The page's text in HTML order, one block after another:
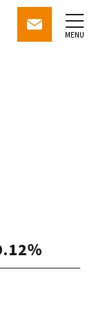
contactMENU
％